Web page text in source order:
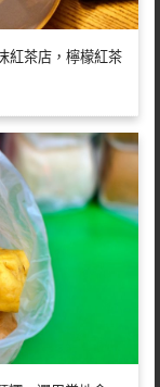
紅茶店，檸檬紅茶